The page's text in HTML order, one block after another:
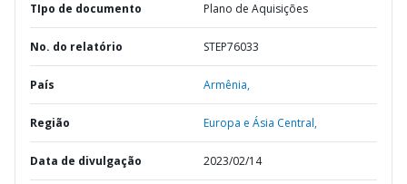
TIpo de documento Plano de Aquisições
No. do relatório STEP76033
País Armênia,
Região Europa e Ásia Central,
Data de divulgação 2023/02/14